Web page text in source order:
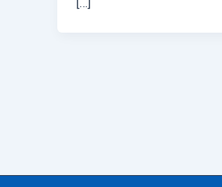
[…]